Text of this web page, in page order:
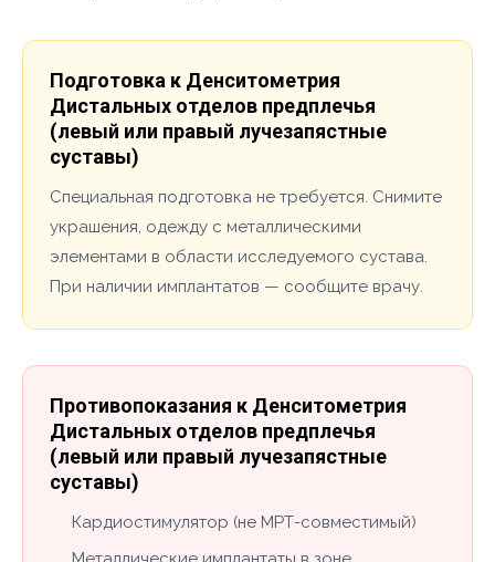
Подготовка к Денситометрия
Дистальных отделов предплечья
(левый или правый лучезапястные
суставы)
Специальная подготовка не требуется. Снимите
украшения, одежду с металлическими
элементами в области исследуемого сустава.
При наличии имплантатов — сообщите врачу.
Противопоказания к Денситометрия
Дистальных отделов предплечья
(левый или правый лучезапястные
суставы)
Кардиостимулятор (не МРТ-совместимый)